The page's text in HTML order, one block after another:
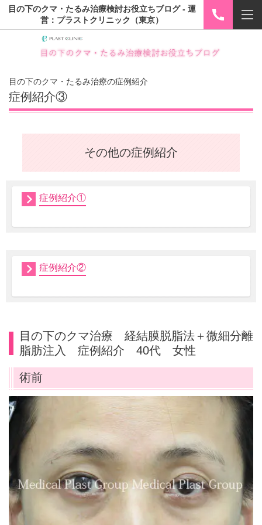
目の下のクマ・たるみ治療検討お役立ちブログ - 運
営：プラストクリニック（東京）
目の下のクマ・たるみ治療の症例紹介
症例紹介③
その他の症例紹介
症例紹介①
症例紹介②
目の下のクマ治療 経結膜脱脂法＋微細分離
脂肪注入 症例紹介 40代 女性
術前